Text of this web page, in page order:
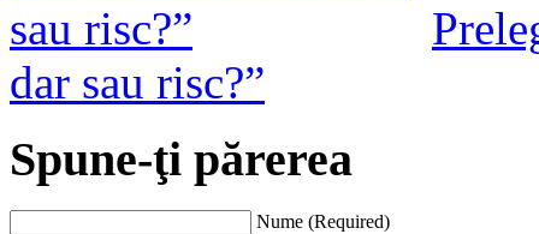
dar sau risc?”
Spune-ţi părerea
Nume (Required)